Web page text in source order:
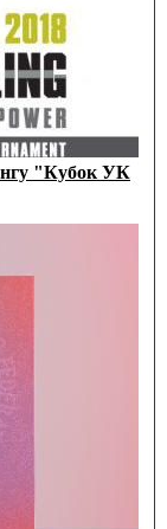
"Кубок УК